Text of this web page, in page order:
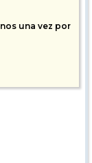
una vez por